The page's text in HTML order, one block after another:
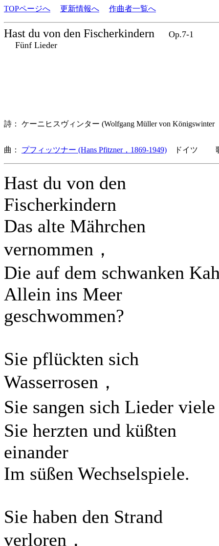
TOPページへ 更新情報へ 作曲者一覧へ
Hast du von den Fischerkindern
Op.7-1
Fünf Lieder
詩： ケーニヒスヴィンター (Wolfgang Müller von
曲： プフィッツナー (Hans Pfitzner，1869-1949) ドイツ 歌
Hast du von den
Fischerkindern
Das alte Mährchen
vernommen，
Die auf dem schwanken
Allein ins Meer
geschwommen?
Sie pflückten sich
Wasserrosen，
Sie sangen sich Lieder
Sie herzten und küßten
einander
Im süßen Wechselspiele.
Sie haben den Strand
verloren，